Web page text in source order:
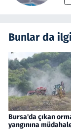
Bunlar da
Bursa'da çıkan
yangınına